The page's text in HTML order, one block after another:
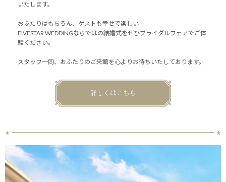
いたします。
おふたりはもちろん、ゲストも幸せで楽しい
FIVESTAR WEDDINGならではの結婚式をぜひブライダルフェアでご体
験ください。
スタッフ一同、おふたりのご来館を心よりお待ちいたしております。
詳しくはこちら